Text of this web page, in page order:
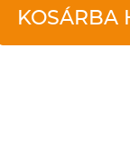
KOSÁRBA